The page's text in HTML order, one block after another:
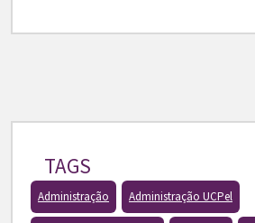
TAGS
Administração Administração UCPel